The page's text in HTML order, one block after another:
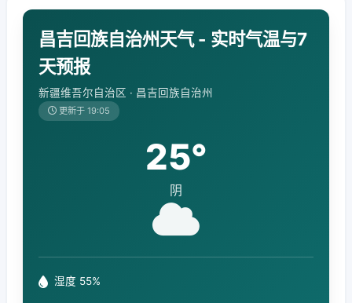
昌吉回族自治州天气 - 实时气温与7
天预报
新疆维吾尔自治区 · 昌吉回族自治州
更新于 19:05
25°
阴
湿度 55%